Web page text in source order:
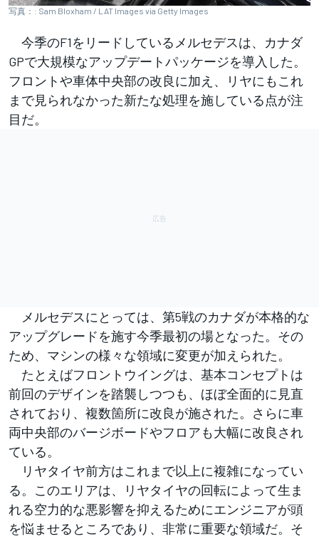
写真：: Sam Bloxham / LAT Images via Getty Images
今季のF1をリードしているメルセデスは、カナダ
GPで大規模なアップデートパッケージを導入した。
フロントや車体中央部の改良に加え、リヤにもこれ
まで見られなかった新たな処理を施している点が注
目だ。
メルセデスにとっては、第5戦のカナダが本格的な
アップグレードを施す今季最初の場となった。その
ため、マシンの様々な領域に変更が加えられた。
たとえばフロントウイングは、基本コンセプトは
前回のデザインを踏襲しつつも、ほぼ全面的に見直
されており、複数箇所に改良が施された。さらに車
両中央部のバージボードやフロアも大幅に改良され
ている。
リヤタイヤ前方はこれまで以上に複雑になってい
る。このエリアは、リヤタイヤの回転によって生ま
れる空力的な悪影響を抑えるためにエンジニアが頭
を悩ませるところであり、非常に重要な領域だ。そ